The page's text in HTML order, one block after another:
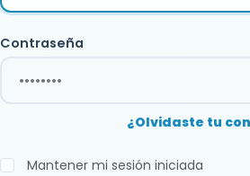
Contraseña
¿Olvidaste tu
Mantener mi sesión iniciada